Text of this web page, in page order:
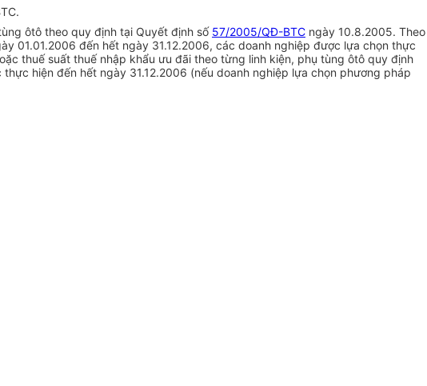
ôtô theo quy định tại Quyết định số 57/2005/QĐ-BTC ngày 10.8.2005. Theo
01.01.2006 đến hết ngày 31.12.2006, các doanh nghiệp được lựa chọn thực
thuế suất thuế nhập khẩu ưu đãi theo từng linh kiện, phụ tùng ôtô quy định
hiện đến hết ngày 31.12.2006 (nếu doanh nghiệp lựa chọn phương pháp